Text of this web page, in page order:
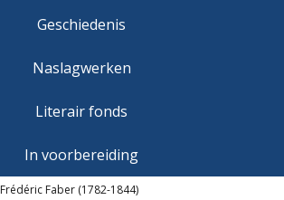
Geschiedenis
Naslagwerken
Literair fonds
In voorbereiding
Frédéric Faber (1782-1844)